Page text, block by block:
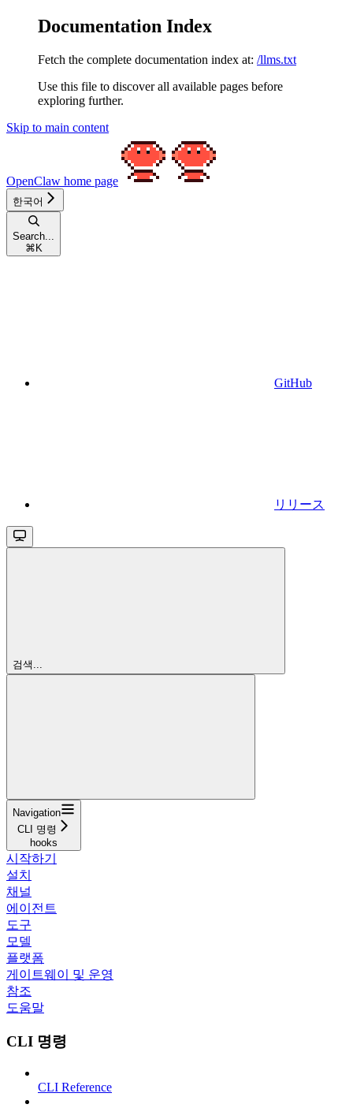
Documentation Index
Fetch the complete documentation index at: /llms.txt
Use this file to discover all available pages before
exploring further.
Skip to main content
OpenClaw home page
한국어
Search...
⌘ K
GitHub
リリース
검색...
Navigation
CLI 명령
hooks
시작하기
설치
채널
에이전트
도구
모델
플랫폼
게이트웨이 및 운영
참조
도움말
CLI 명령
CLI Reference